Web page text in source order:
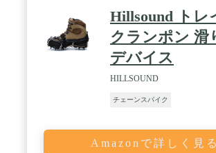
Hillsound トレ
クランポン 滑
デバイス
HILLSOUND
チェーンスパイク
Amazonで詳しく見る